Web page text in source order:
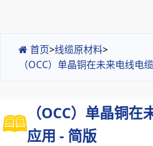
首页>线缆原材料>
（OCC）单晶铜在未来电线电
（OCC）单晶铜
应用 - 简版